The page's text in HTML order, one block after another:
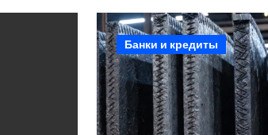
Банки и кредиты